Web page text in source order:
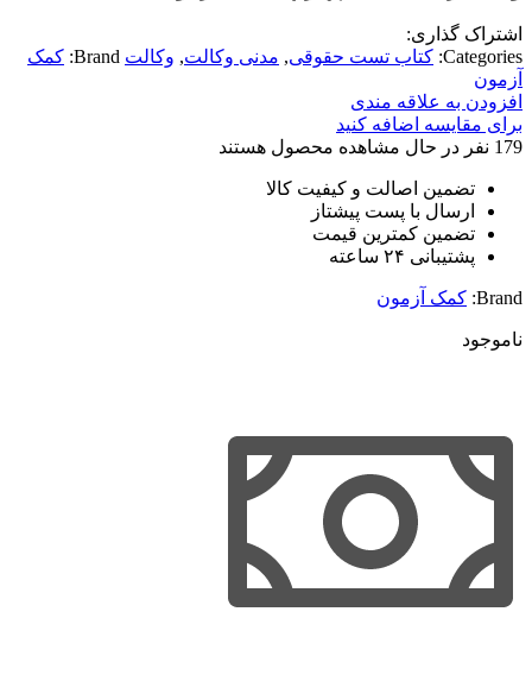
اشتراک گذاری:
Categories: کتاب تست حقوقی, مدنی وکالت, وکالت Brand: کمک
آزمون
افزودن به علاقه مندی
برای مقایسه اضافه کنید
179 نفر در حال مشاهده محصول هستند
تضمین اصالت و کیفیت کالا
ارسال با پست پیشتاز
تضمین کمترین قیمت
پشتیبانی ۲۴ ساعته
Brand: کمک آزمون
ناموجود